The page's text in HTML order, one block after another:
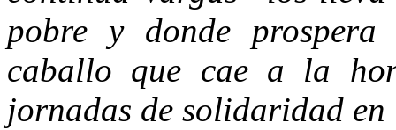
pobre y donde
caballo que cae a la
jornadas de solidaridad